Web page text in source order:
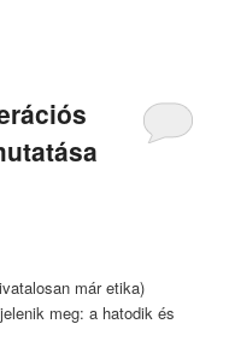
már etika)
meg: a hatodik és